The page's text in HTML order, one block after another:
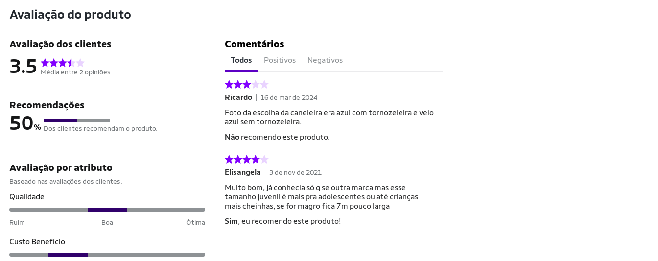
Avaliação do produto
Avaliação dos clientes
3.5 Média entre 2 opiniões
Recomendações
50% Dos clientes recomendam o produto.
Avaliação por atributo
Baseado nas avaliações dos clientes.
Qualidade
Ruim Boa Ótima
Custo Benefício
Comentários
Todos Positivos Negativos
Ricardo 16 de mar de 2024
Foto da escolha da caneleira era azul com tornozeleira e veio
azul sem tornozeleira.
Não recomendo este produto.
Elisangela 3 de nov de 2021
Muito bom, já conhecia só q se outra marca mas esse
tamanho juvenil é mais pra adolescentes ou até crianças
mais cheinhas, se for magro fica 7m pouco larga
Sim, eu recomendo este produto!